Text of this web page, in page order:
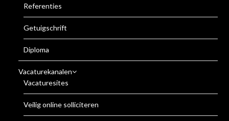
Referenties
Getuigschrift
Diploma
Vacaturekanalen
Vacaturesites
Veilig online solliciteren